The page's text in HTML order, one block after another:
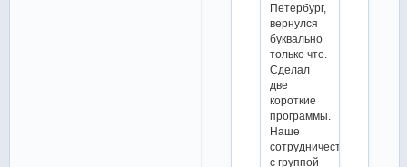
Петербург,
вернулся
буквально
только что.
Сделал
две
короткие
программы.
Наше
сотрудничество
с группой